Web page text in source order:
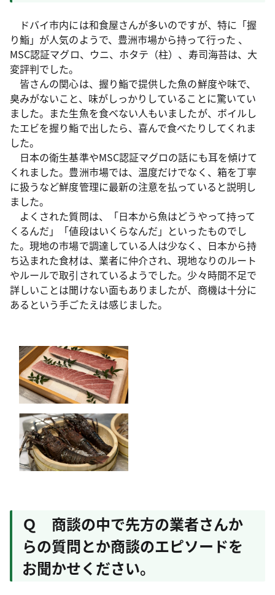
ドバイ市内には和食屋さんが多いのですが、特に「握
り鮨」が人気のようで、豊洲市場から持って行った 、
MSC認証マグロ、ウニ、ホタテ（柱）、寿司海苔は、大
変評判でした。
皆さんの関心は、握り鮨で提供した魚の鮮度や味で、
臭みがないこと、味がしっかりしていることに驚いてい
ました。また生魚を食べない人もいましたが、ボイルし
たエビを握り鮨で出したら、喜んで食べたりしてくれま
した。
日本の衛生基準やMSC認証マグロの話にも耳を傾けて
くれました。豊洲市場では、温度だけでなく、箱を丁寧
に扱うなど鮮度管理に最新の注意を払っていると説明し
ました。
よくされた質問は、「日本から魚はどうやって持って
くるんだ」「値段はいくらなんだ」といったものでし
た。現地の市場で調達している人は少なく、日本から持
ち込まれた食材は、業者に仲介され、現地なりのルート
やルールで取引されているようでした。少々時間不足で
詳しいことは聞けない面もありましたが、商機は十分に
あるという手ごたえは感じました。
Ｑ 商談の中で先方の業者さんか
らの質問とか商談のエピソードを
お聞かせください。